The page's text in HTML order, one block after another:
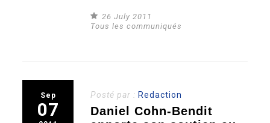
26 July 2011
Tous les communiqués
Sep
07
Posté par : Redaction
Daniel Cohn-Bendit